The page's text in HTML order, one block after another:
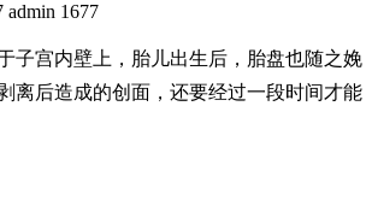
admin 1677
子宫内壁上，胎儿出生后，胎盘也随之娩
离后造成的创面，还要经过一段时间才能